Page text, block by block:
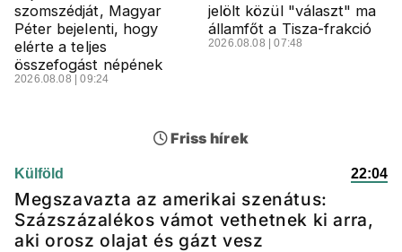
szomszédját, Magyar
Péter bejelenti, hogy
elérte a teljes
összefogást népének
2026.08.08 | 09:24
jelölt közül "választ" ma
államfőt a Tisza-frakció
2026.08.08 | 07:48
Friss hírek
Külföld 22:04
Megszavazta az amerikai szenátus:
Százszázalékos vámot vethetnek ki arra,
aki orosz olajat és gázt vesz